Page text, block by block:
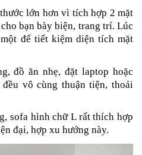
lớn hơn vì tích hợp 2 mặt
bạn bày biện, trang trí. Lúc
để tiết kiệm diện tích mặt
đồ ăn nhẹ, đặt laptop hoặc
vô cùng thuận tiện, thoải
sofa hình chữ L rất thích hợp
đại, hợp xu hướng này.